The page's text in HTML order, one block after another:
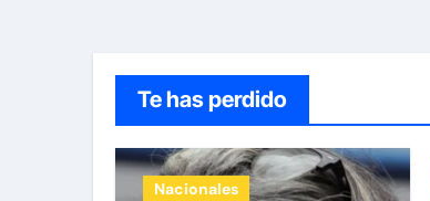
Te has perdido
Nacionales